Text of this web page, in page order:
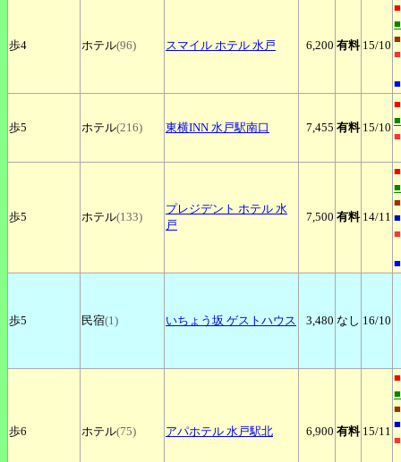
歩4 ホテル(96) スマイル ホテル 水戸 6,200 有料 15/10
■
■
■
■
歩5 ホテル(216) 東横INN 水戸駅南口 7,455 有料 15/10
■
■
歩5 ホテル(133)
プレジデント ホテル 水
戸
7,500 有料 14/11
■
■
■
■
■
歩5 民宿(1) いちょう坂 ゲストハウス 3,480 なし 16/10
歩6 ホテル(75) アパホテル 水戸駅北 6,900 有料 15/11
■
■
■
■